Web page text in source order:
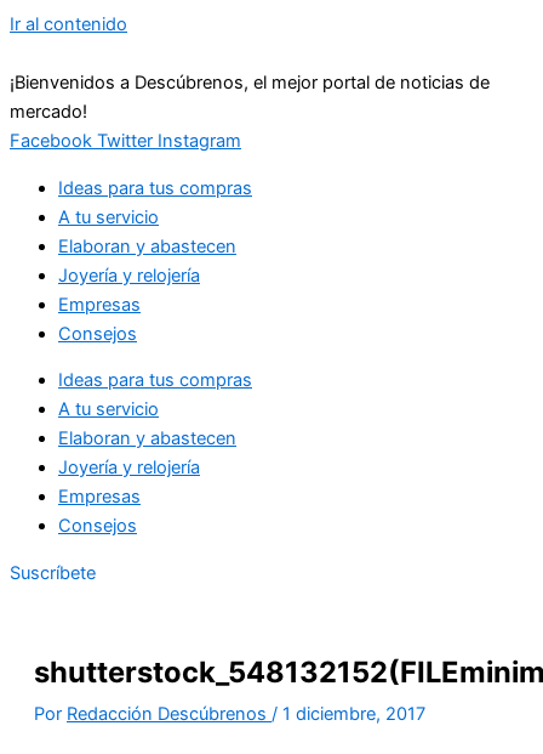
Ir al contenido
¡Bienvenidos a Descúbrenos, el mejor portal de noticias de
mercado!
Facebook Twitter Instagram
Ideas para tus compras
A tu servicio
Elaboran y abastecen
Joyería y relojería
Empresas
Consejos
Ideas para tus compras
A tu servicio
Elaboran y abastecen
Joyería y relojería
Empresas
Consejos
Suscríbete
Por Redacción Descúbrenos / 1 diciembre, 2017